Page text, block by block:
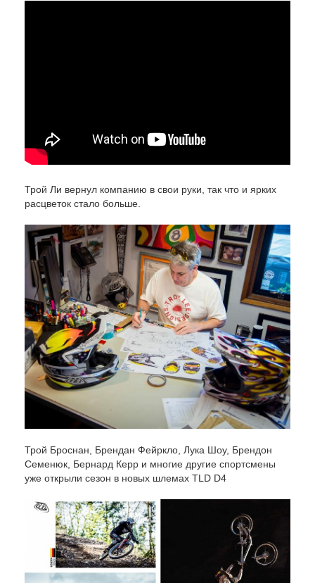
Трой Ли вернул компанию в свои руки, так что и ярких
расцветок стало больше.
Трой Броснан, Брендан Фейркло, Лука Шоу, Брендон
Семенюк, Бернард Керр и многие другие спортсмены
уже открыли сезон в новых шлемах TLD D4